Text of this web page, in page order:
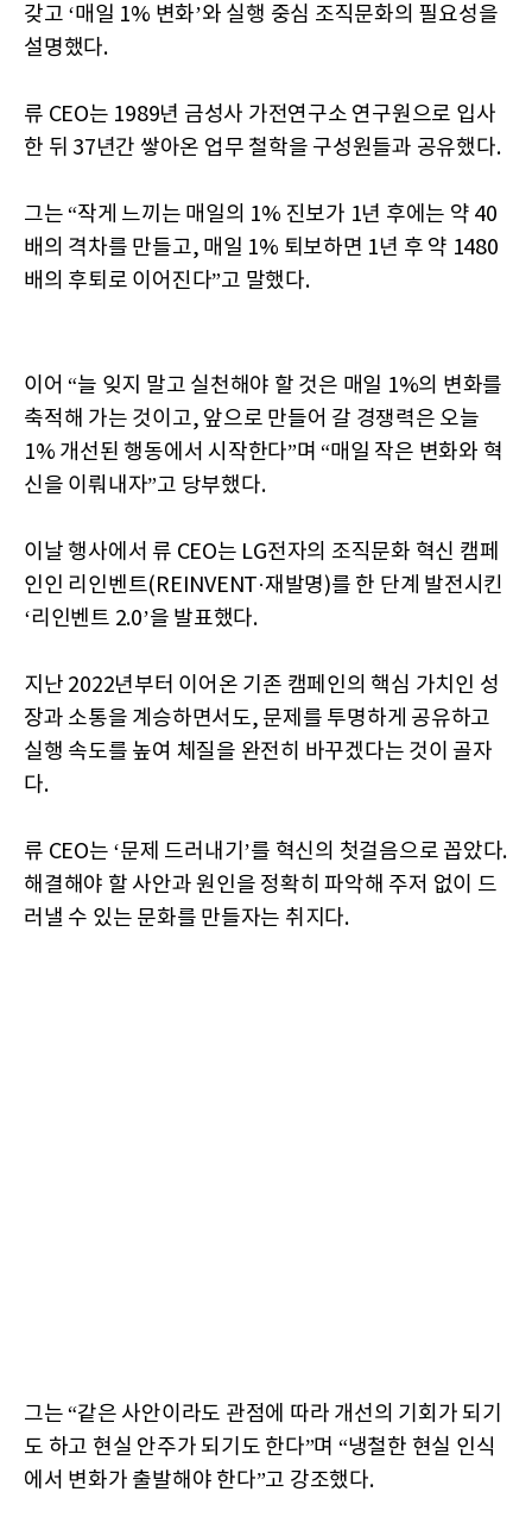
갖고 ‘매일 1% 변화’와 실행 중심 조직문화의 필요성을
설명했다.
류 CEO는 1989년 금성사 가전연구소 연구원으로 입사
한 뒤 37년간 쌓아온 업무 철학을 구성원들과 공유했다.
그는 “작게 느끼는 매일의 1% 진보가 1년 후에는 약 40
배의 격차를 만들고, 매일 1% 퇴보하면 1년 후 약 1480
배의 후퇴로 이어진다”고 말했다.
이어 “늘 잊지 말고 실천해야 할 것은 매일 1%의 변화를
축적해 가는 것이고, 앞으로 만들어 갈 경쟁력은 오늘
1% 개선된 행동에서 시작한다”며 “매일 작은 변화와 혁
신을 이뤄내자”고 당부했다.
이날 행사에서 류 CEO는 LG전자의 조직문화 혁신 캠페
인인 리인벤트(REINVENT·재발명)를 한 단계 발전시킨
‘리인벤트 2.0’을 발표했다.
지난 2022년부터 이어온 기존 캠페인의 핵심 가치인 성
장과 소통을 계승하면서도, 문제를 투명하게 공유하고
실행 속도를 높여 체질을 완전히 바꾸겠다는 것이 골자
다.
류 CEO는 ‘문제 드러내기’를 혁신의 첫걸음으로 꼽았다.
해결해야 할 사안과 원인을 정확히 파악해 주저 없이 드
러낼 수 있는 문화를 만들자는 취지다.
그는 “같은 사안이라도 관점에 따라 개선의 기회가 되기
도 하고 현실 안주가 되기도 한다”며 “냉철한 현실 인식
에서 변화가 출발해야 한다”고 강조했다.